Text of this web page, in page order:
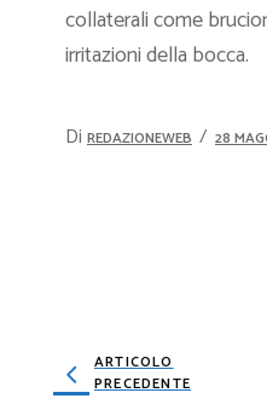
collaterali come
irritazioni della bocca.
Di REDAZIONEWEB 28
ARTICOLO
PRECEDENTE